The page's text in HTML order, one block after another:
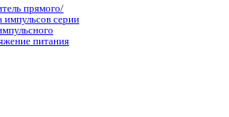
прямого/
импульсов серии
питания